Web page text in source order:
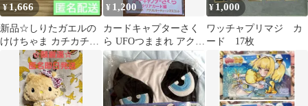
¥ 1,666
新品☆しりたガエルの
けけちゃま カチカチク
リッカー
¥ 1,200
カードキャプターさく
ら UFOつままれ アクリ
ルキーチェーン
¥ 1,000
ワッチャプリマジ カ
ード 17枚